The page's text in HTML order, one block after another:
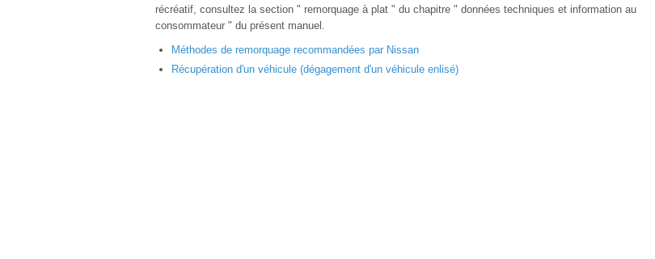
récréatif, consultez la section " remorquage à plat " du chapitre " données techniques et information au
consommateur " du présent manuel.
Méthodes de remorquage recommandées par Nissan
Récupération d'un véhicule (dégagement d'un véhicule enlisé)